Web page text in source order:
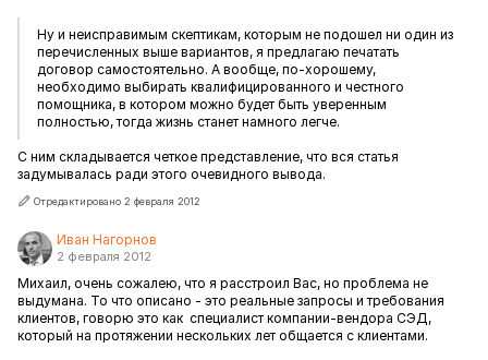
Ну и неисправимым скептикам, которым не подошел ни один из
перечисленных выше вариантов, я предлагаю печатать
договор самостоятельно. А вообще, по-хорошему,
необходимо выбирать квалифицированного и честного
помощника, в котором можно будет быть уверенным
полностью, тогда жизнь станет намного легче.
С ним складывается четкое представление, что вся статья
задумывалась ради этого очевидного вывода.
Отредактировано 2 февраля 2012
Иван Нагорнов
2 февраля 2012
Михаил, очень сожалею, что я расстроил Вас, но проблема не
выдумана. То что описано - это реальные запросы и требования
клиентов, говорю это как специалист компании-вендора СЭД,
который на протяжении нескольких лет общается с клиентами.